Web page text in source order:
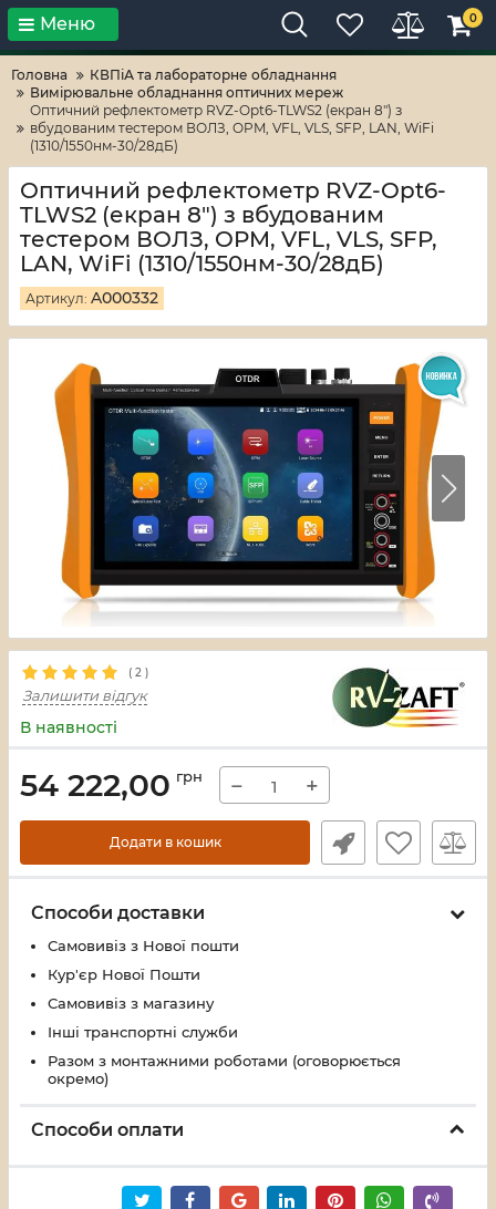
Тільки високі технології! RV-ZAFT
Меню 0
Головна
КВПіА та лабораторне обладнання
Вимірювальне обладнання оптичних мереж
Оптичний рефлектометр RVZ-Opt6-TLWS2 (екран 8") з
вбудованим тестером ВОЛЗ, OPM, VFL, VLS, SFP, LAN, WiFi
(1310/1550нм-30/28дБ)
Оптичний рефлектометр RVZ-Opt6-
TLWS2 (екран 8") з вбудованим
тестером ВОЛЗ, OPM, VFL, VLS, SFP,
LAN, WiFi (1310/1550нм-30/28дБ)
Артикул: A000332
( 2 )
Залишити відгук
В наявності
54 222,00 грн − +
Додати в кошик
Способи доставки
Самовивіз з Нової пошти
Кур'єр Нової Пошти
Самовивіз з магазину
Інші транспортні служби
Разом з монтажними роботами (оговорюється
окремо)
Способи оплати